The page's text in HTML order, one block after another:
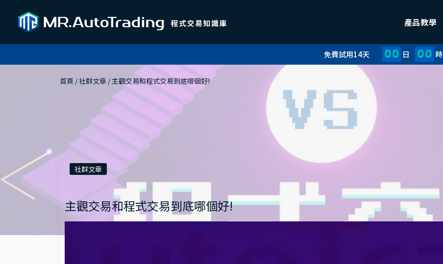
產品教學
免費試用14天 00 日 00 時
首頁 / 社群文章 / 主觀交易和程式交易到底哪個好!
社群文章
主觀交易和程式交易到底哪個好!